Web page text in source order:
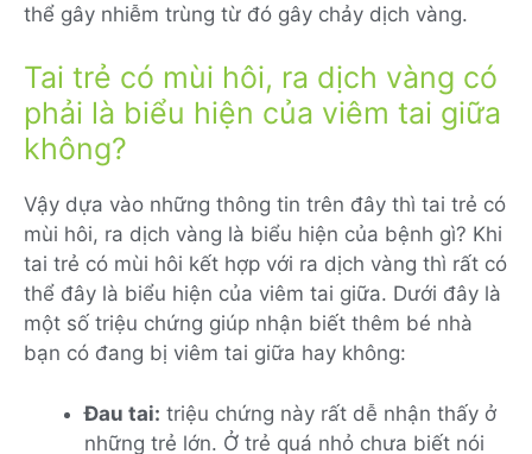
thể gây nhiễm trùng từ đó gây chảy dịch vàng.
Tai trẻ có mùi hôi, ra dịch vàng có
phải là biểu hiện của viêm tai giữa
không?
Vậy dựa vào những thông tin trên đây thì tai trẻ có
mùi hôi, ra dịch vàng là biểu hiện của bệnh gì? Khi
tai trẻ có mùi hôi kết hợp với ra dịch vàng thì rất có
thể đây là biểu hiện của viêm tai giữa. Dưới đây là
một số triệu chứng giúp nhận biết thêm bé nhà
bạn có đang bị viêm tai giữa hay không:
Đau tai: triệu chứng này rất dễ nhận thấy ở
những trẻ lớn. Ở trẻ quá nhỏ chưa biết nói